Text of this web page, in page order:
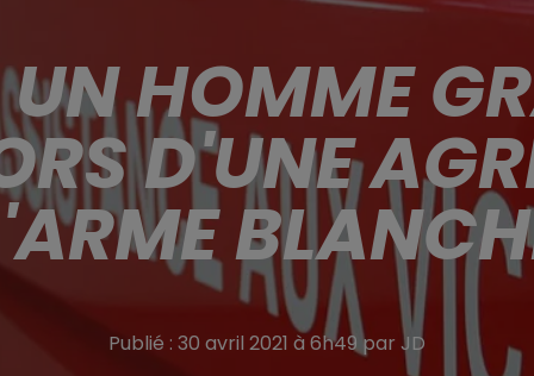
HOMME
D'UNE
Publié : 30 avril 2021 à 6h49 par JD